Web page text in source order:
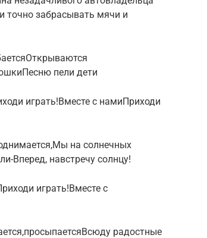
точно забрасывать мячи и
пели дети
играть!Вместе с намиПриходи
на солнечных
Вперед, навстречу солнцу!
играть!Вместе с
радостные